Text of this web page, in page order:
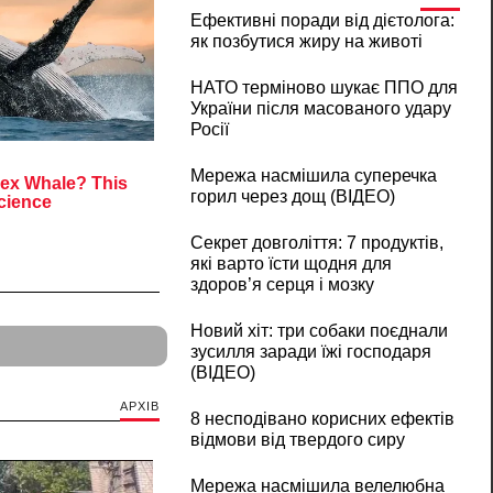
АРХІВ
Ефективні поради від дієтолога:
як позбутися жиру на животі
НАТО терміново шукає ППО для
України після масованого удару
Росії
Мережа насмішила суперечка
горил через дощ (ВІДЕО)
Секрет довголіття: 7 продуктів,
які варто їсти щодня для
здоров’я серця і мозку
Новий хіт: три собаки поєднали
зусилля заради їжі господаря
(ВІДЕО)
8 несподівано корисних ефектів
відмови від твердого сиру
Мережа насмішила велелюбна